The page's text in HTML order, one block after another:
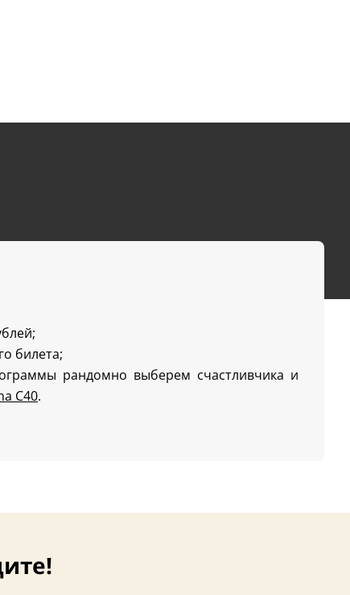
билета;
рандомно выберем счастливчика и
C40.